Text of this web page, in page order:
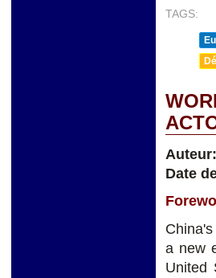
TAGS:
Auteur:
Date
a new
United